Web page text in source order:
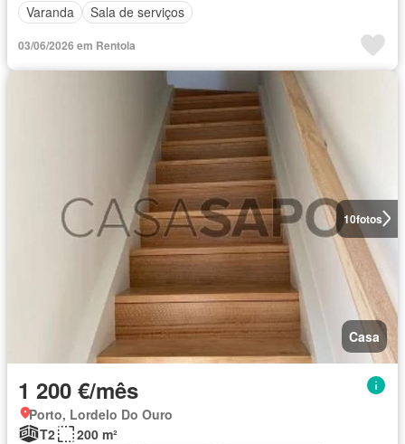
Varanda
Sala de serviços
03/06/2026 em Rentola
10fotos
Casa
1 200 €/mês
Porto, Lordelo Do Ouro
T2
200 m²